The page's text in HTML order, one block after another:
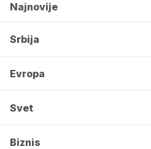
Najnovije
Srbija
Evropa
Svet
Biznis